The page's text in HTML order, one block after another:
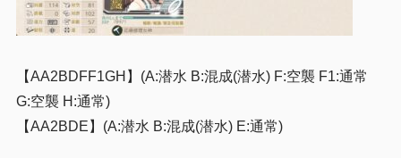
【AA2BDFF1GH】(A:潜水 B:混成(潜水) F:空襲 F1:通常
G:空襲 H:通常)
【AA2BDE】(A:潜水 B:混成(潜水) E:通常)